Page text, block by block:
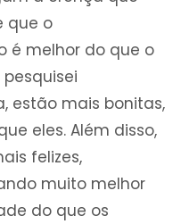
que o
é melhor do que o
estão mais bonitas,
eles. Além disso,
felizes,
muito melhor
do que os